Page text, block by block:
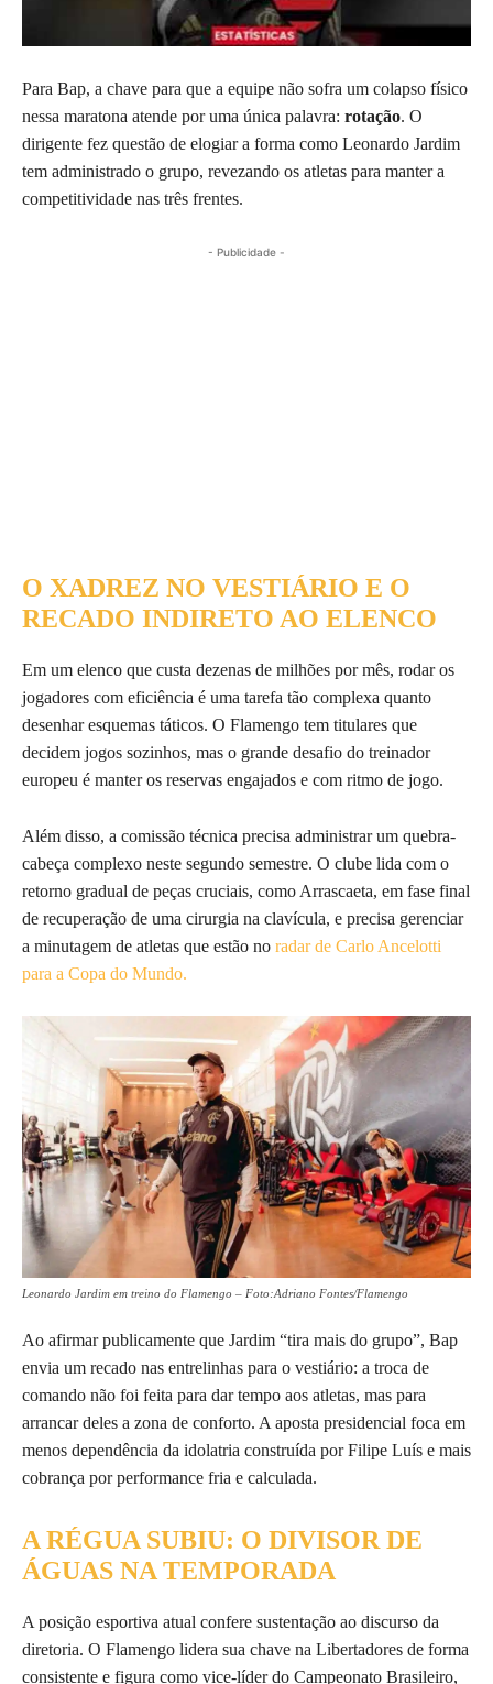
Para Bap, a chave para que a equipe não sofra um colapso físico
nessa maratona atende por uma única palavra: rotação. O
dirigente fez questão de elogiar a forma como Leonardo Jardim
tem administrado o grupo, revezando os atletas para manter a
competitividade nas três frentes.
- Publicidade -
O XADREZ NO VESTIÁRIO E O
RECADO INDIRETO AO ELENCO
Em um elenco que custa dezenas de milhões por mês, rodar os
jogadores com eficiência é uma tarefa tão complexa quanto
desenhar esquemas táticos. O Flamengo tem titulares que
decidem jogos sozinhos, mas o grande desafio do treinador
europeu é manter os reservas engajados e com ritmo de jogo.
Além disso, a comissão técnica precisa administrar um quebra-
cabeça complexo neste segundo semestre. O clube lida com o
retorno gradual de peças cruciais, como Arrascaeta, em fase final
de recuperação de uma cirurgia na clavícula, e precisa gerenciar
a minutagem de atletas que estão no radar de Carlo Ancelotti
para a Copa do Mundo.
Leonardo Jardim em treino do Flamengo – Foto:Adriano Fontes/Flamengo
Ao afirmar publicamente que Jardim “tira mais do grupo”, Bap
envia um recado nas entrelinhas para o vestiário: a troca de
comando não foi feita para dar tempo aos atletas, mas para
arrancar deles a zona de conforto. A aposta presidencial foca em
menos dependência da idolatria construída por Filipe Luís e mais
cobrança por performance fria e calculada.
A RÉGUA SUBIU: O DIVISOR DE
ÁGUAS NA TEMPORADA
A posição esportiva atual confere sustentação ao discurso da
diretoria. O Flamengo lidera sua chave na Libertadores de forma
consistente e figura como vice-líder do Campeonato Brasileiro,